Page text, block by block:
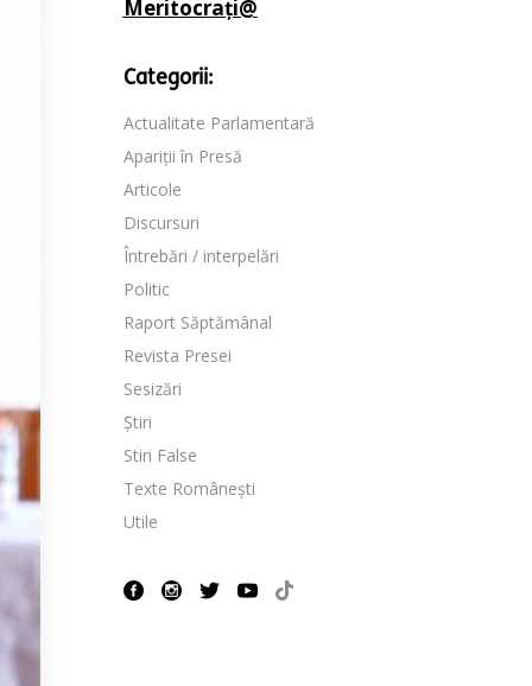
Meritocrați@
Categorii:
Actualitate Parlamentară
Apariții în Presă
Articole
Discursuri
Întrebări / interpelări
Politic
Raport Săptămânal
Revista Presei
Sesizări
Știri
Stiri False
Texte Românești
Utile